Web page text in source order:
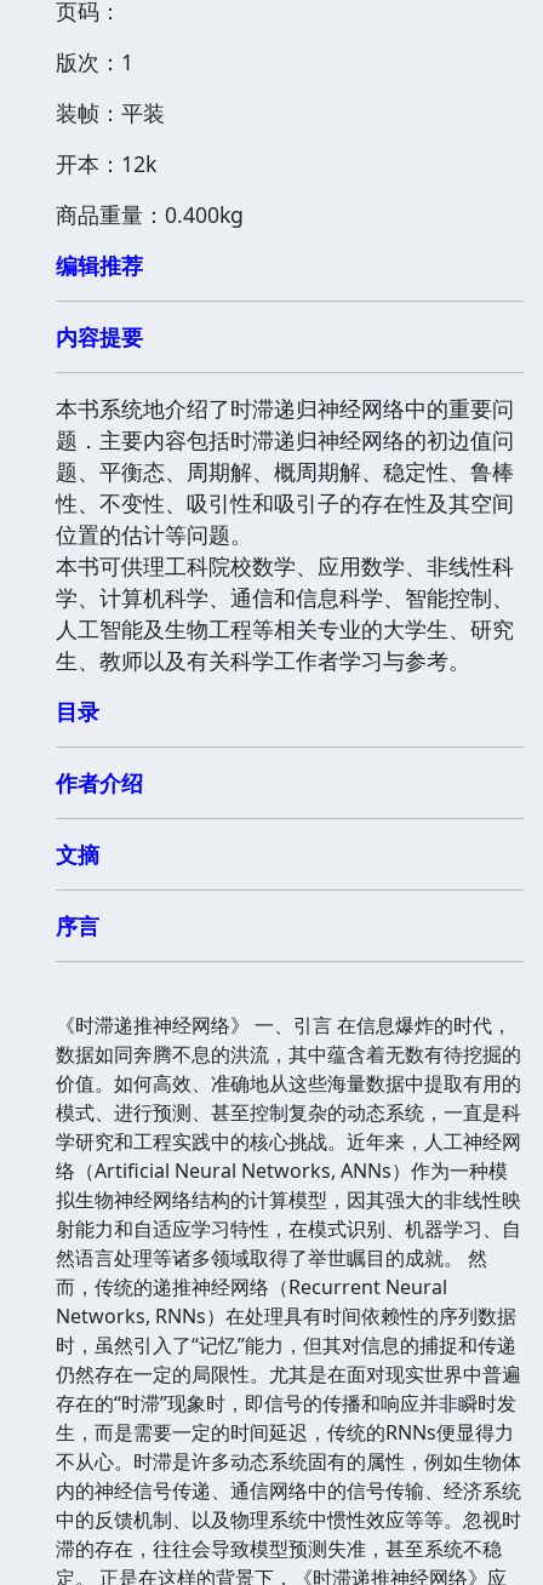
页码：
版次：1
装帧：平装
开本：12k
商品重量：0.400kg
编辑推荐
内容提要
本书系统地介绍了时滞递归神经网络中的重要问
题．主要内容包括时滞递归神经网络的初边值问
题、平衡态、周期解、概周期解、稳定性、鲁棒
性、不变性、吸引性和吸引子的存在性及其空间
位置的估计等问题。
本书可供理工科院校数学、应用数学、非线性科
学、计算机科学、通信和信息科学、智能控制、
人工智能及生物工程等相关专业的大学生、研究
生、教师以及有关科学工作者学习与参考。
目录
作者介绍
文摘
序言
《时滞递推神经网络》 一、引言 在信息爆炸的时代，
数据如同奔腾不息的洪流，其中蕴含着无数有待挖掘的
价值。如何高效、准确地从这些海量数据中提取有用的
模式、进行预测、甚至控制复杂的动态系统，一直是科
学研究和工程实践中的核心挑战。近年来，人工神经网
络（Artificial Neural Networks, ANNs）作为一种模
拟生物神经网络结构的计算模型，因其强大的非线性映
射能力和自适应学习特性，在模式识别、机器学习、自
然语言处理等诸多领域取得了举世瞩目的成就。 然
而，传统的递推神经网络（Recurrent Neural
Networks, RNNs）在处理具有时间依赖性的序列数据
时，虽然引入了“记忆”能力，但其对信息的捕捉和传递
仍然存在一定的局限性。尤其是在面对现实世界中普遍
存在的“时滞”现象时，即信号的传播和响应并非瞬时发
生，而是需要一定的时间延迟，传统的RNNs便显得力
不从心。时滞是许多动态系统固有的属性，例如生物体
内的神经信号传递、通信网络中的信号传输、经济系统
中的反馈机制、以及物理系统中惯性效应等等。忽视时
滞的存在，往往会导致模型预测失准，甚至系统不稳
定。 正是在这样的背景下，《时滞递推神经网络》应